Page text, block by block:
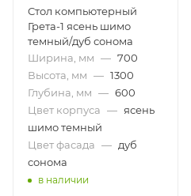
Стол компьютерный
Грета-1 ясень шимо
темный/дуб сонома
Ширина, мм — 700
Высота, мм — 1300
Глубина, мм — 600
Цвет корпуса — ясень
шимо темный
Цвет фасада — дуб
сонома
в наличии